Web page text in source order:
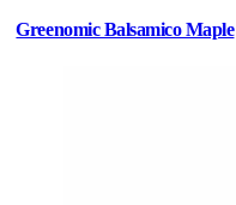
Greenomic Balsamico Maple